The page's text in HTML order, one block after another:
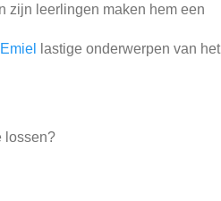
zijn leerlingen maken hem een
Emiel
lastige onderwerpen van het
lossen?